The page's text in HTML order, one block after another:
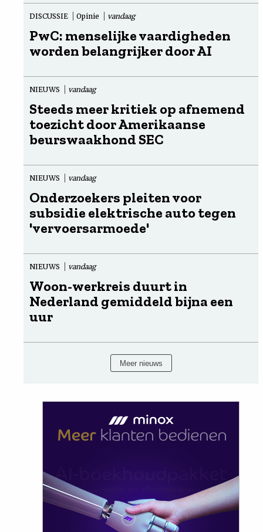
DISCUSSIE Opinie vandaag
PwC: menselijke vaardigheden
worden belangrijker door AI
NIEUWS vandaag
Steeds meer kritiek op afnemend
toezicht door Amerikaanse
beurswaakhond SEC
NIEUWS vandaag
Onderzoekers pleiten voor
subsidie elektrische auto tegen
'vervoersarmoede'
NIEUWS vandaag
Woon-werkreis duurt in
Nederland gemiddeld bijna een
uur
Meer nieuws